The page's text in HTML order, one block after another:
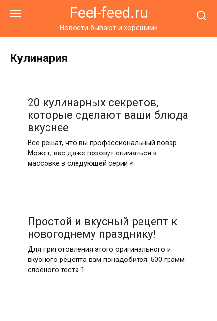
Feel-feed.ru
Новости бывают и хорошими
Кулинария
20 кулинарных секретов,
которые сделают ваши блюда
вкуснее
Все решат, что вы профессиональный повар.
Может, вас даже позовут сниматься в
массовке в следующей серии «
Простой и вкусный рецепт к
новогоднему празднику!
Для приготовления этого оригинального и
вкусного рецепта вам понадобится: 500 грамм
слоеного теста 1